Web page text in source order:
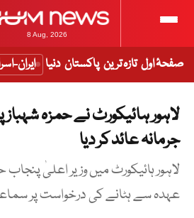
8 Aug, 2026
صفحۂ اول تازہ ترین پاکستان دنیا ایران-
لاہور ہائیکورٹ نے حمزہ
جرمانہ عائد کر دیا
لاہور ہائیکورٹ میں وزیر اعلیٰ پنجاب
عہدہ سے ہٹانے کی درخواست پر